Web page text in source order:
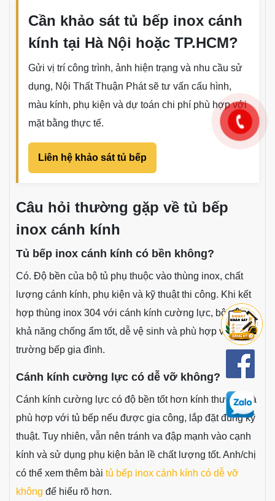
Lê Văn Khương, Đông Thạnh, Hóc Môn để được tư
vấn mẫu cánh kính, cấu hình thùng inox và phương án
thi công theo mặt bằng thực tế.
Hỗ trợ thi công tại các tỉnh lân cận
Ngoài Hà Nội và TP.HCM, Thuận Phát hỗ trợ tư vấn,
khảo sát và thi công tủ bếp inox cánh kính tại một số
khu vực lân cận như Bắc Ninh, Hưng Yên, Hải Dương,
Vĩnh Phúc và các tỉnh gần hệ thống showroom.
Cần khảo sát tủ bếp inox cánh
kính tại Hà Nội hoặc TP.HCM?
màu kính, phụ kiện và dự toán chi phí phù hợp với
mặt bằng thực tế.
Liên hệ khảo sát tủ bếp
Câu hỏi thường gặp về tủ bếp
inox cánh kính
Tủ bếp inox cánh kính có bền không?
Có. Độ bền của bộ tủ phụ thuộc vào thùng inox, chất
lượng cánh kính, phụ kiện và kỹ thuật thi công. Khi kết
hợp thùng inox 304 với cánh kính cường lực, bộ tủ có